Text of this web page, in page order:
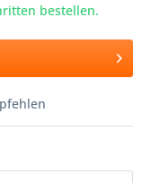
bestellen.